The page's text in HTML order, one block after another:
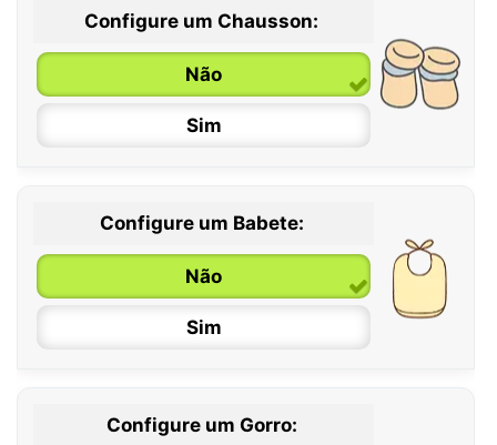
0 / 6 meses
6 / 12 meses
12 / 18 meses
Configure um Chausson:
Não
Sim
Configure um Babete:
Não
Sim
Configure um Gorro: